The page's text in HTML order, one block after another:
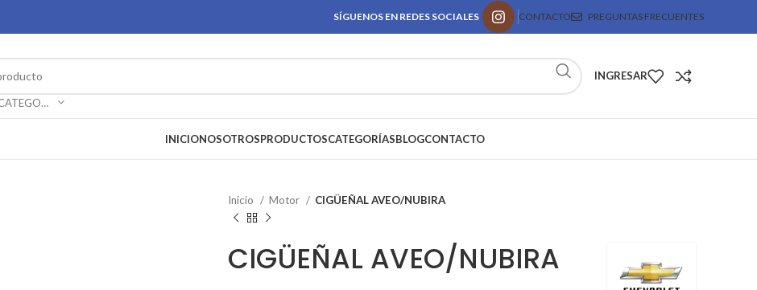
SÍGUENOS EN REDES SOCIALES CONTACTO PREGUNTAS FRECUENTES
SELECCIONAR CATEGORÍA
INGRESAR
INICIONOSOTROSPRODUCTOSCATEGORÍASBLOGCONTACTO
Inicio Motor CIGÜEÑAL AVEO/NUBIRA
CIGÜEÑAL AVEO/NUBIRA